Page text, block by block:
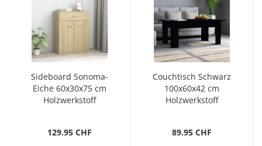
Sideboard Sonoma-
Eiche 60x30x75 cm
Holzwerkstoff
129.95 CHF
Couchtisch Schwarz
100x60x42 cm
Holzwerkstoff
89.95 CHF